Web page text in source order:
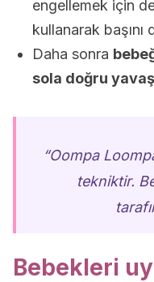
engellemek için
kullanarak başını
Daha sonra
sola doğru
“Oompa
tekniktir.
Bebekleri